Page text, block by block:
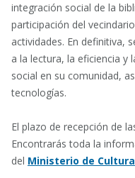
integración social de la
participación del
actividades. En definitiva,
a la lectura, la eficiencia y
social en su comunidad,
tecnologías.
El plazo de recepción de
Encontrarás toda la
del Ministerio de Cultura